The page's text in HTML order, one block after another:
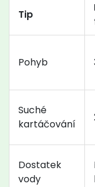
Tip
Pohyb
Suché
kartáčování
Dostatek
vody